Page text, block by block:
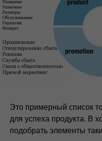
Это примерный список
для успеха продукта. В
подобрать элементы